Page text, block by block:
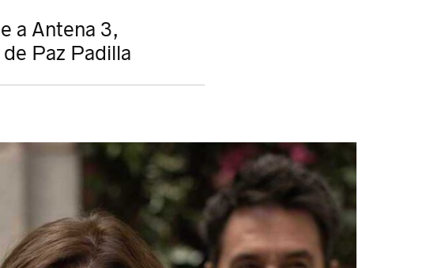
a Antena 3,
Paz Padilla